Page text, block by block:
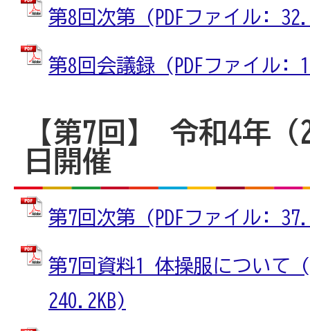
第8回次第 (PDFファイル:
第8回会議録 (PDFファイル:
【第7回】 令和4年（
日開催
第7回次第 (PDFファイル:
第7回資料1 体操服について
240.2KB)